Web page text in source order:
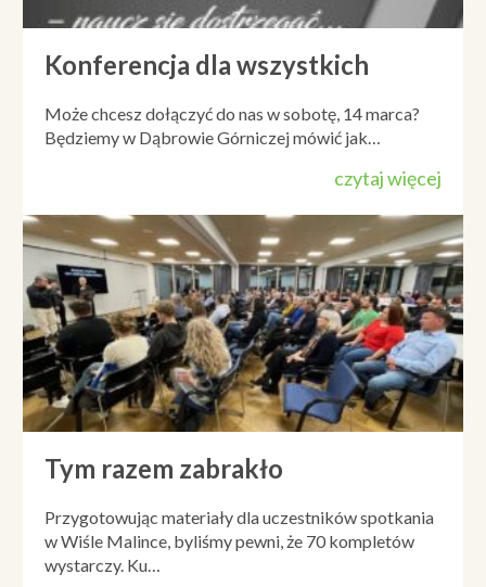
Konferencja dla wszystkich
Może chcesz dołączyć do nas w sobotę, 14 marca?
Będziemy w Dąbrowie Górniczej mówić jak…
czytaj więcej
Tym razem zabrakło
Przygotowując materiały dla uczestników spotkania
w Wiśle Malince, byliśmy pewni, że 70 kompletów
wystarczy. Ku…